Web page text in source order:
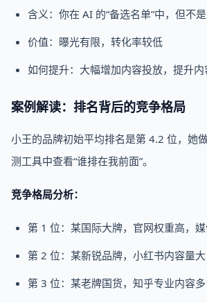
含义：你在 AI 的“备选名单”中，但不
价值：曝光有限，转化率较低
如何提升：大幅增加内容投放，提升内
案例解读：排名背后的竞争格局
小王的品牌初始平均排名是第 4.2 位，她
测工具中查看“谁排在我前面”。
竞争格局分析：
第 1 位：某国际大牌，官网权重高，
第 2 位：某新锐品牌，小红书内容量
第 3 位：某老牌国货，知乎专业内容